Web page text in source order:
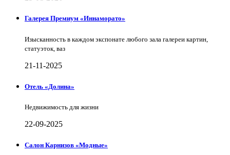
Галерея Премиум «Иннаморато»
Изысканность в каждом экспонате любого зала галереи картин,
статуэток, ваз
21-11-2025
Отель «Долина»
Недвижимость для жизни
22-09-2025
Салон Карнизов «Модные»